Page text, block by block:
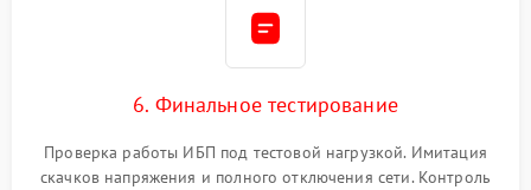
6. Финальное тестирование
Проверка работы ИБП под тестовой нагрузкой. Имитация
скачков напряжения и полного отключения сети. Контроль